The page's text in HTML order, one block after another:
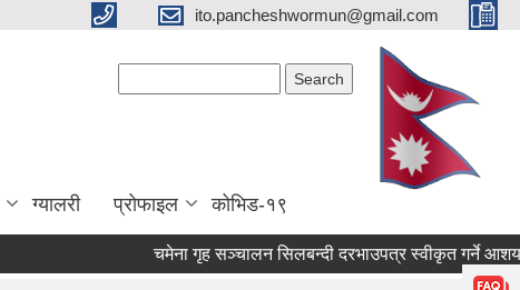
ito.pancheshwormun@gmail.com
ग्यालरी प्रोफाइल कोभिड-१९
चमेना गृह सञ्‍चालन सिलबन्दी दरभाउपत्र स्वीकृत गर्ने